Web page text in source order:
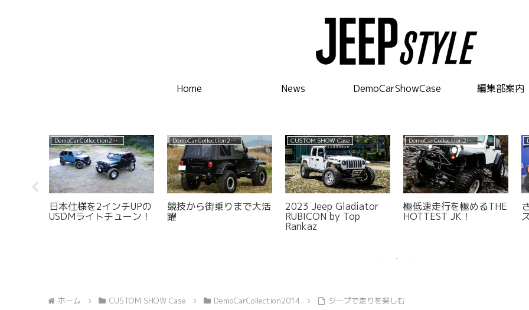
Home News DemoCarShowCase 編集部案内
DemoCarCollection2017
日本仕様を2インチUPの
USDMライトチューン！
DemoCarCollection2014
競技から街乗りまで大活
躍
CUSTOM SHOW Case
2023 Jeep Gladiator
RUBICON by Top
Rankaz
DemoCarCollection2016
極低速走行を極めるTHE
HOTTEST JK！
ホーム CUSTOM SHOW Case DemoCarCollection2014 ジープで走りを楽しむ